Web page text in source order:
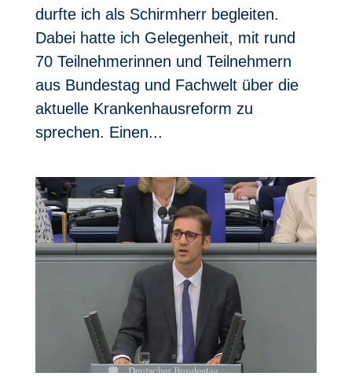
durfte ich als Schirmherr begleiten.
Dabei hatte ich Gelegenheit, mit rund
70 Teilnehmerinnen und Teilnehmern
aus Bundestag und Fachwelt über die
aktuelle Krankenhausreform zu
sprechen. Einen...